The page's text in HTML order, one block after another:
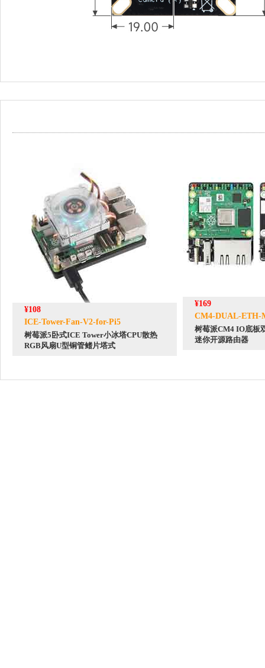
¥108
ICE-Tower-Fan-V2-for-Pi5
树莓派5卧式ICE Tower小冰塔CPU散热
RGB风扇U型铜管鳍片塔式
¥169
CM4-DUAL-ETH-
树莓派CM4 IO底板
迷你开源路由器